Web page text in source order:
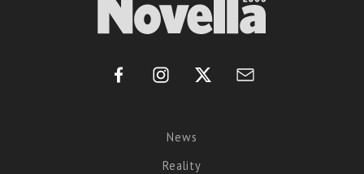
News
Reality